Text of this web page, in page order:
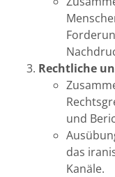
Rechtliche
und
das
Kanäle.